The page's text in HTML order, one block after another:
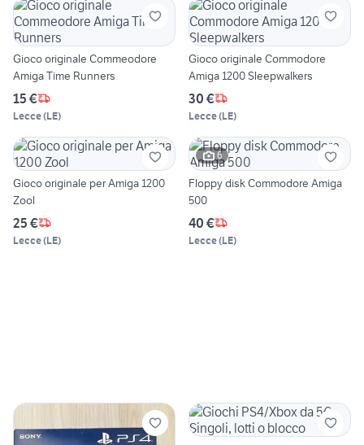
Gioco originale Commeodore
Amiga Time Runners
15 €
Lecce(LE)
Gioco originale Commodore
Amiga 1200 Sleepwalkers
30 €
Lecce(LE)
Gioco originale per Amiga 1200
Zool
25 €
Lecce(LE)
6
Floppy disk Commodore Amiga
500
40 €
Lecce(LE)